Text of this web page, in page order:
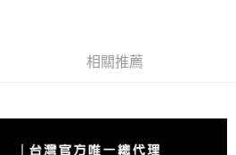
相關推薦